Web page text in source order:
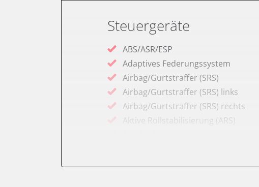
Steuergeräte
ABS/ASR/ESP
Adaptives Federungssystem
Airbag/Gurtstraffer (SRS)
Airbag/Gurtstraffer (SRS) links
Airbag/Gurtstraffer (SRS) rechts
Aktive Rollstabilisierung (ARS)